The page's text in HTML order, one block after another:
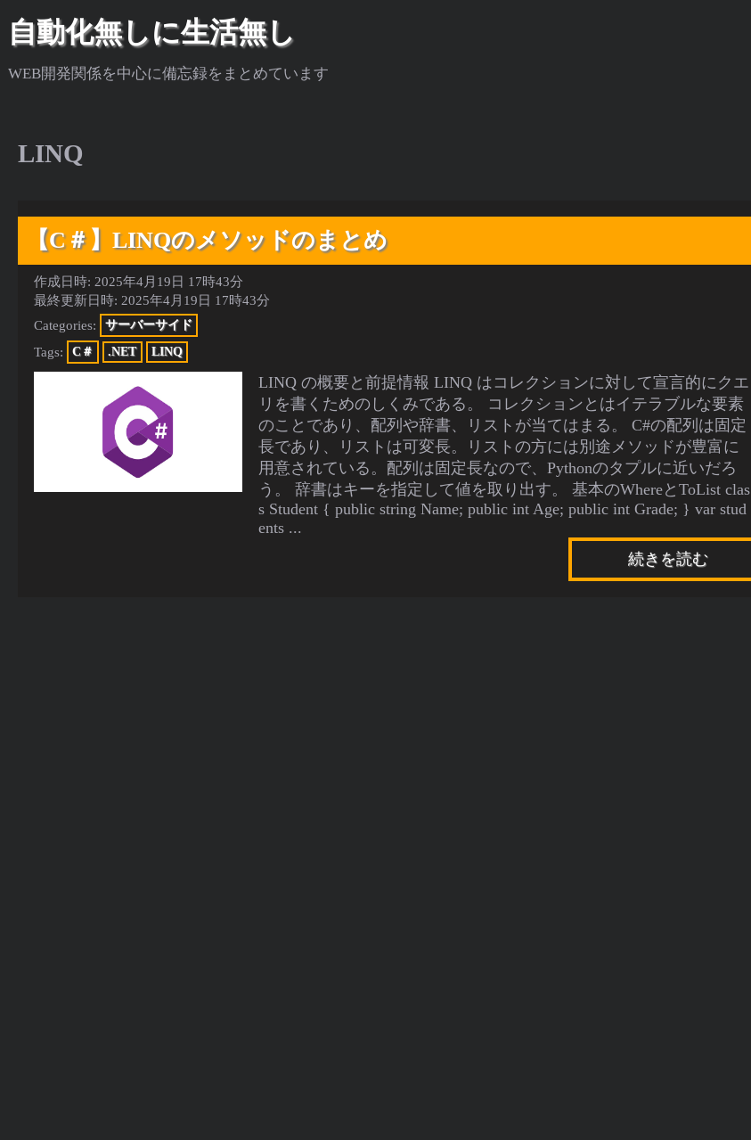
自動化無しに生活無し
WEB開発関係を中心に備忘録をまとめています
LINQ
【C＃】LINQのメソッドのまとめ
作成日時: 2025年4月19日 17時43分
最終更新日時: 2025年4月19日 17時43分
Categories:
サーバーサイド
Tags: C＃ .NET LINQ
LINQ の概要と前提情報 LINQ はコレクションに対して宣言的にクエ
リを書くためのしくみである。 コレクションとはイテラブルな要素
のことであり、配列や辞書、リストが当てはまる。 C#の配列は固定
長であり、リストは可変長。リストの方には別途メソッドが豊富に
用意されている。配列は固定長なので、Pythonのタプルに近いだろ
う。 辞書はキーを指定して値を取り出す。 基本のWhereとToList clas
s Student { public string Name; public int Age; public int Grade; } var stud
ents ...
続きを読む